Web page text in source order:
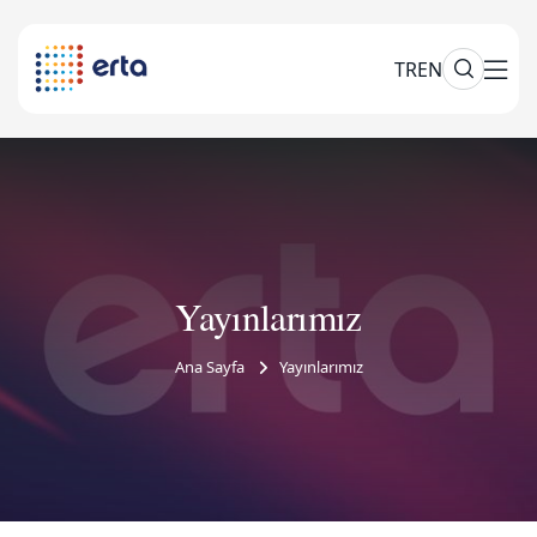
TREN
Yayınlarımız
Ana Sayfa Yayınlarımız